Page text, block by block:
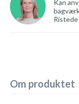
Kan
Om produktet